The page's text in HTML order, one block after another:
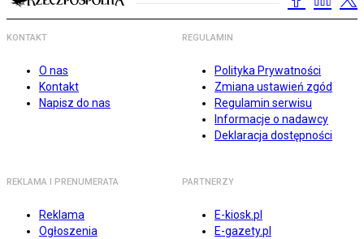
KONTAKT
O nas
Kontakt
Napisz do nas
REGULAMIN
Polityka Prywatności
Zmiana ustawień zgód
Regulamin serwisu
Informacje o nadawcy
Deklaracja dostępności
REKLAMA I PRENUMERATA
Reklama
Ogłoszenia
PARTNERZY
E-kiosk.pl
E-gazety.pl